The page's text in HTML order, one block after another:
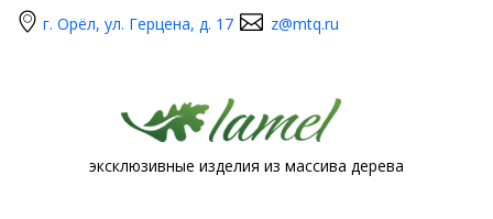
г. Орёл, ул. Герцена, д. 17 z@mtq.ru
эксклюзивные изделия из массива дерева